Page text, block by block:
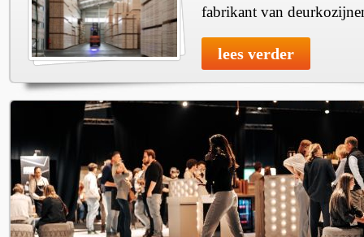
fabrikant van
lees verder